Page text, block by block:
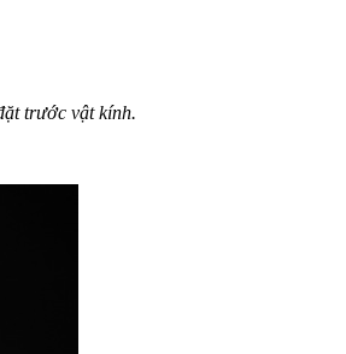
trước vật kính.